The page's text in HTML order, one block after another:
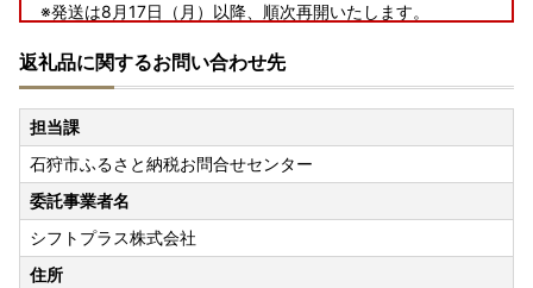
※発送は8月17日（月）以降、順次再開いたします。
--------
なお、寄附のお申し込みは、お盆期間中も通常どおり受け付
けております。
※青果物につきましては、収穫状況により、発送を控える期
間中でも発送させていただく場合がございます。
※ご不在等によりお受け取りが難しい場合は、お早めに石狩
市ふるさと納税お問合せセンターまでご連絡ください。
返礼品に関するお問い合わせ先
担当課
石狩市ふるさと納税お問合せセンター
委託事業者名
シフトプラス株式会社
住所